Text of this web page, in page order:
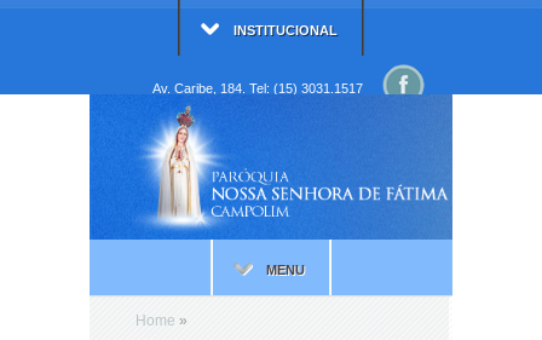
INSTITUCIONAL
Av. Caribe, 184. Tel: (15) 3031.1517
MENU
Home »